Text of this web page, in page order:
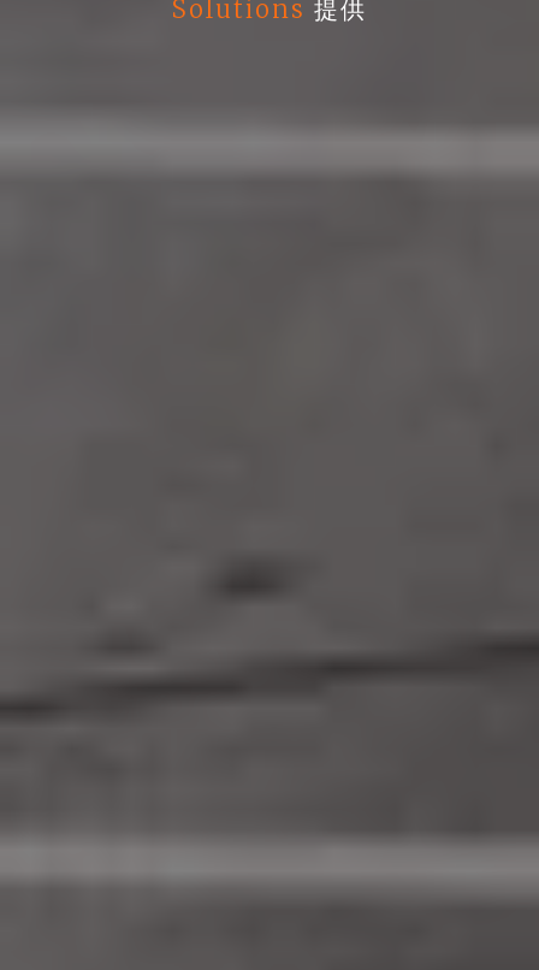
Solutions 提供